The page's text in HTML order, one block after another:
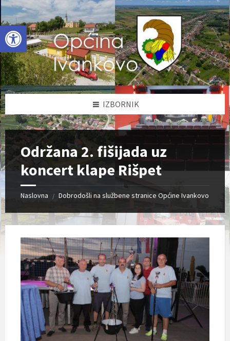
Open toolbar
Skip
to
content
Skip
to
left
sidebar
Skip
to
footer
IZBORNIK
Održana 2. fišijada uz
koncert klape Rišpet
Naslovna / Dobrodošli na službene stranice Općine Ivankovo